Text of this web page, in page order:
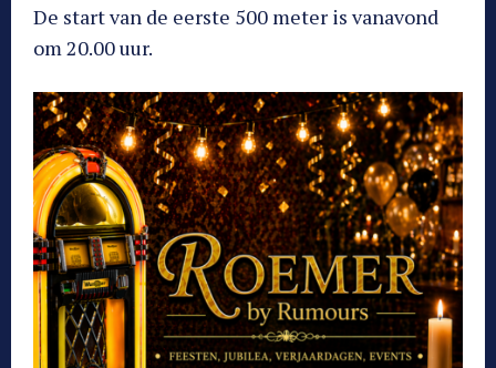
De start van de eerste 500 meter is vanavond
om 20.00 uur.